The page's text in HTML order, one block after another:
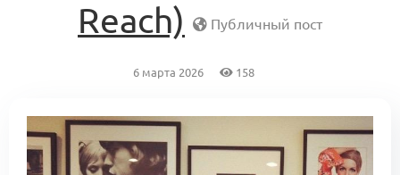
Reach)
Публичный пост
6 марта 2026 158